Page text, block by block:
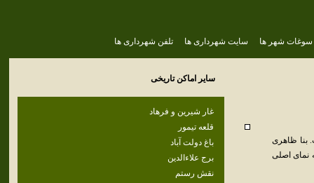
سوغات شهر ها سایت شهرداری ها تلفن شهرداری ها
سایر اماکن تاریخی
غار شيرين و فرهاد
قلعه تيمور
باغ دولت آباد
برج علاءالدين
نقش رستم
بنا ظاهری‌
نمای‌ اصلی‌